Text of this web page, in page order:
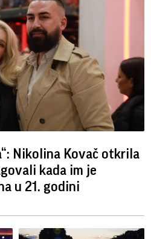
Nikolina Kovač otkrila
kada im je
u 21. godini